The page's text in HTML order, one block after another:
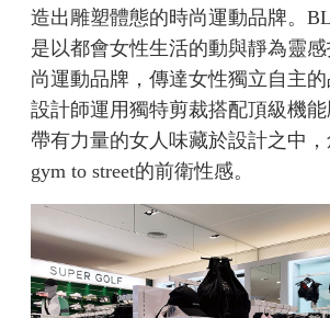
造出雕塑體態的時尚運動品牌。
是以都會女性生活的動與靜為靈
尚運動品牌，傳達女性獨立自主的
設計師運用獨特剪裁搭配頂級機
帶有力量的女人味藏於設計之中
gym to street的前衛性感。